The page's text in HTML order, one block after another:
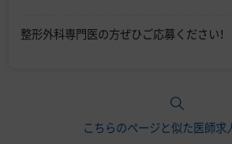
整形外科専門医の方ぜひご応募ください！
こちらのページと似た医師求